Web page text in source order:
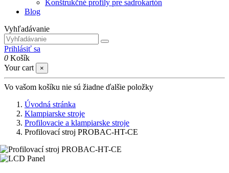
Konštrukčné profily pre sadrokartón
Blog
Vyhľadávanie
Prihlásiť sa
0 Košík
Your cart
×
Vo vašom košíku nie sú žiadne ďalšie položky
Úvodná stránka
Klampiarske stroje
Profilovacie a klampiarske stroje
Profilovací stroj PROBAC-HT-CE